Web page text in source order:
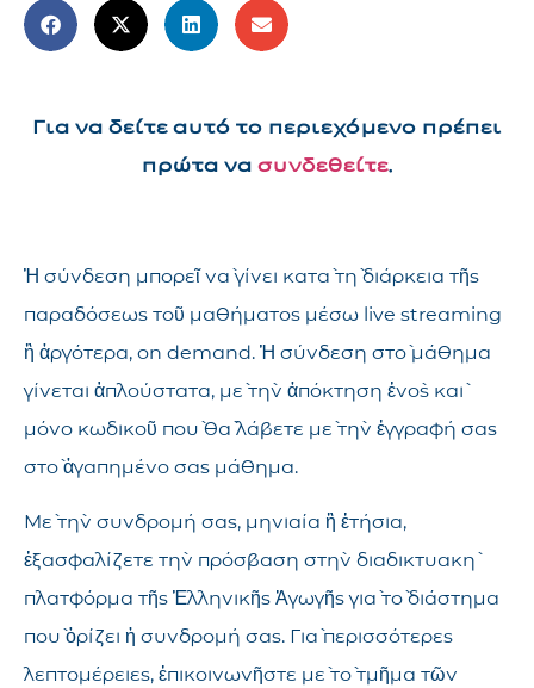
Για να δείτε αυτό το περιεχόμενο πρέπει
πρώτα να συνδεθείτε.
Ἡ σύνδεση μπορεῖ νὰ γίνει κατὰ τὴ διάρκεια τῆς
παραδόσεως τοῦ μαθήματος μέσω live streaming
ἢ ἀργότερα, on demand. Ἡ σύνδεση στὸ μάθημα
γίνεται ἁπλούστατα, μὲ τὴν ἀπόκτηση ἑνὸς καὶ
μόνο κωδικοῦ ποὺ θὰ λάβετε μὲ τὴν ἐγγραφή σας
στὸ ἀγαπημένο σας μάθημα.
Μὲ τὴν συνδρομή σας, μηνιαία ἢ ἐτήσια,
ἐξασφαλίζετε τὴν πρόσβαση στὴν διαδικτυακὴ
πλατφόρμα τῆς Ἑλληνικῆς Ἀγωγῆς γιὰ τὸ διάστημα
ποὺ ὁρίζει ἡ συνδρομή σας. Γιὰ περισσότερες
λεπτομέρειες, ἐπικοινωνῆστε μὲ τὸ τμῆμα τῶν